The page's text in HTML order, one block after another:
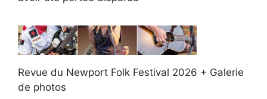
Revue du Newport Folk Festival 2026 + Galerie
de photos